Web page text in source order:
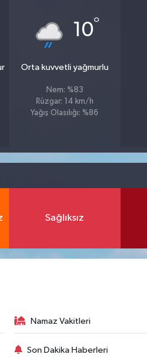
10°
Orta kuvvetli yağmurlu
Nem: %83
Rüzgar: 14 km/h
Yağış Olasılığı: %86
Sağlıksız
Namaz Vakitleri
Son Dakika Haberleri